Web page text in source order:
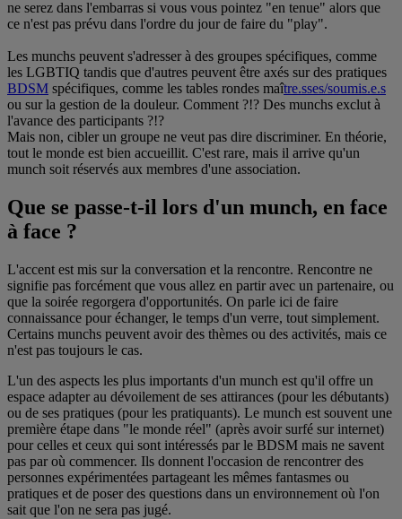
ne serez dans l'embarras si vous vous pointez "en tenue" alors que
ce n'est pas prévu dans l'ordre du jour de faire du "play".
Les munchs peuvent s'adresser à des groupes spécifiques, comme
les LGBTIQ tandis que d'autres peuvent être axés sur des pratiques
BDSM spécifiques, comme les tables rondes maître.sses/soumis.e.s
ou sur la gestion de la douleur. Comment ?!? Des munchs exclut à
l'avance des participants ?!?
Mais non, cibler un groupe ne veut pas dire discriminer. En théorie,
tout le monde est bien accueillit. C'est rare, mais il arrive qu'un
munch soit réservés aux membres d'une association.
Que se passe-t-il lors d'un munch, en face
à face ?
L'accent est mis sur la conversation et la rencontre. Rencontre ne
signifie pas forcément que vous allez en partir avec un partenaire, ou
que la soirée regorgera d'opportunités. On parle ici de faire
connaissance pour échanger, le temps d'un verre, tout simplement.
Certains munchs peuvent avoir des thèmes ou des activités, mais ce
n'est pas toujours le cas.
L'un des aspects les plus importants d'un munch est qu'il offre un
espace adapter au dévoilement de ses attirances (pour les débutants)
ou de ses pratiques (pour les pratiquants). Le munch est souvent une
première étape dans "le monde réel" (après avoir surfé sur internet)
pour celles et ceux qui sont intéressés par le BDSM mais ne savent
pas par où commencer. Ils donnent l'occasion de rencontrer des
personnes expérimentées partageant les mêmes fantasmes ou
pratiques et de poser des questions dans un environnement où l'on
sait que l'on ne sera pas jugé.